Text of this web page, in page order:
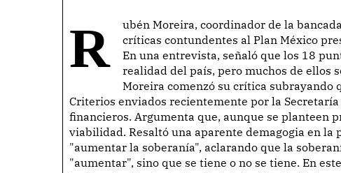
Rubén Moreira, coordinador de la bancada del PRI en la Cámara de Diputados, expresó
críticas contundentes al Plan México
En una entrevista, señaló que los 18
realidad del país, pero muchos de ellos
Moreira comenzó su crítica subrayando
Criterios enviados recientemente por la
financieros. Argumenta que, aunque se planteen
viabilidad. Resaltó una aparente demagogia en
"aumentar la soberanía", aclarando que la
"aumentar", sino que se tiene o no se tiene. En